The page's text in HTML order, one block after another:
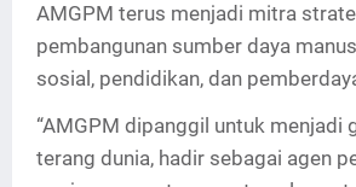
AMGPM terus menjadi mitra
pembangunan sumber daya
sosial, pendidikan, dan
“AMGPM dipanggil untuk menjadi
terang dunia, hadir sebagai agen